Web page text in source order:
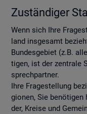
Zu­stän­di­ger
Wenn sich Ihre
land ins­ge­samt
Bun­des­ge­biet (z.B.
ti­gen, ist der zen­tra­le
sprech­part­ner.
Ihre Fra­ge­stel­lung
gio­nen, Sie
der, Krei­se und